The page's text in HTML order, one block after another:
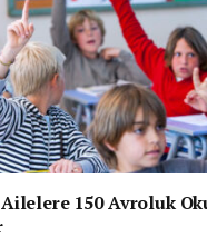
150 Avroluk